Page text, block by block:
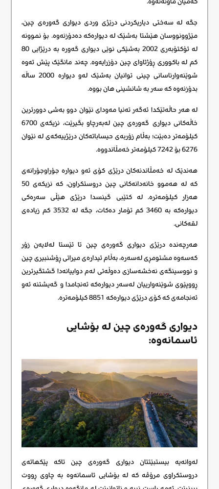
جگە لە سەختی دیاریکردنی درێژی وردی دیواری گەورەی چین،
مێژوونووسان هێشتا بەشێک لە دیوارەکە دەدۆزنەوە. بۆ نموونە
لە ئۆکتۆبەری 2002 بەشێکی نوێی دیواری گەورە بە درێژایی 80
کم لە باکووری ڕۆژئاوای چین دۆزرایەوە. چەند مانگێک پێش ئەوە
شوێنەوارناسانی چینی توانیان بەشێک لەو دیوارە 2000 ساڵە
بدۆزنەوە کە سەر بە شانشینی هان بووە.
لە هەر حاڵەتێکدا ئەگەر تەنیا مەودای نێوان دوو بەشی دوورترین
خاڵەکانی دیواری گەورەی چین لەبەرچاو بگیرێت، نزیکەی 6700
کیلۆمەتر دەبێت؛ بەڵام زۆربەی حیساباتەکان درێژییەکەی لە نێوان
6276 بۆ 7242 کیلۆمەتر خەمڵاندووە.
هەندێک لە خەمڵاندنەکان درێژی کۆی ئەو دیوارە جۆراوجۆرانەی
کە لە هەموو خانەدانەکانی چین دروستکراون، کە نزیکەی 50
هەزار کیلۆمەترە. لە کتێبی گینسدا درێژی هێڵی سەرەکی
دیوارەکە بە 3460 کم تۆمار دەکات، جگە لە 3532 کم زیادەی
لقەکانی.
هەرچەندە درێژی دیواری گەورەی چین تا ئێستا لەلایەن زۆر
کەسەوە مشتومڕی لەسەرە، بەڵام ئیدارەی میراتی ڕۆشنبیری چین
و نووسینگەی نەخشەسازی دەوڵەتی لەم دواییانەدا گشتگیرترین
ڕووپێوی شوێنەوارییان لەسەر دیوارەکە ئەنجامدا و گەیشتنە ئەو
ئەنجامەی کە کۆی درێژی دیوارەکە 8851 کیلۆمەترە.
دیواری گەورەی چین لە بۆشایی
ئاسمانەوە:
لەوانەیە بیستبێتتان دیواری گەورەی چین تاکە پێکهاتەی
دروستکراوی مرۆڤە کە لە بۆشایی ئاسمانەوە بە چاوی ڕووت